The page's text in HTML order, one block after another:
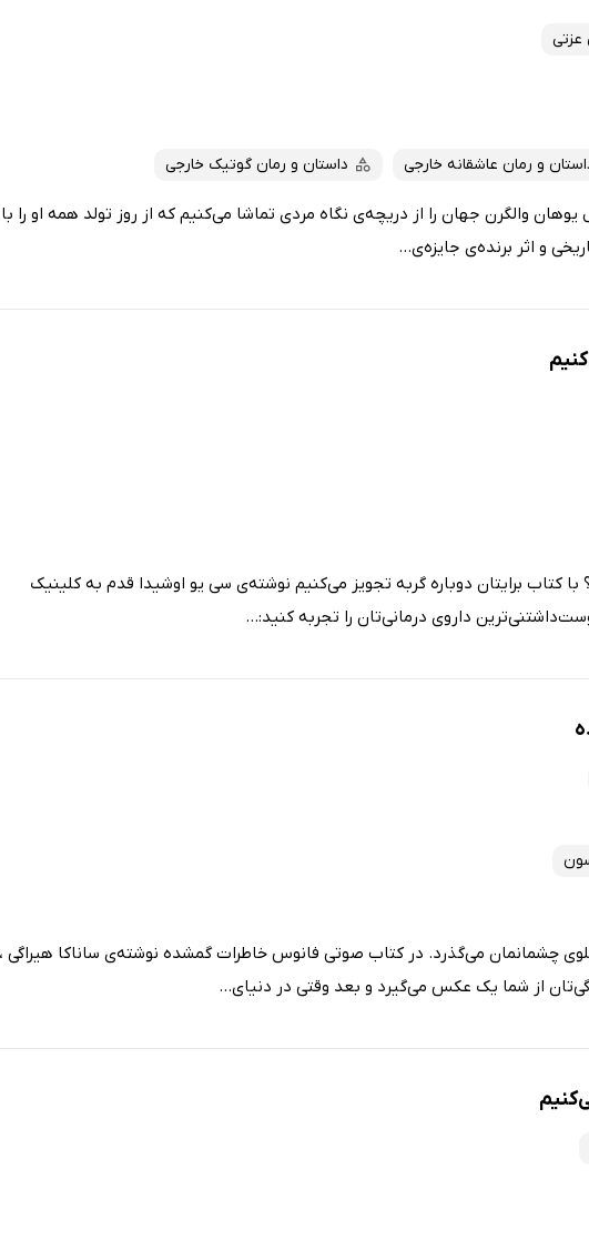
و رمان عاشقانه خارجی داستان و رمان گوتیک خارجی
والگرن جهان را از دریچه‌ی نگاه مردی تماشا می‌کنیم که از روز تولد همه او را با
و اثر برنده‌ی جایزه‌ی...
کتاب برایتان دوباره گربه تجویز می‌کنیم نوشته‌ی سی یو اوشیدا قدم به کلینیک
داروی درمانی‌تان را تجربه کنید:...
چشمانمان می‌گذرد. در کتاب صوتی فانوس خاطرات گمشده نوشته‌ی ساناکا هیراگی ،
از شما یک عکس می‌گیرد و بعد وقتی در دنیای...